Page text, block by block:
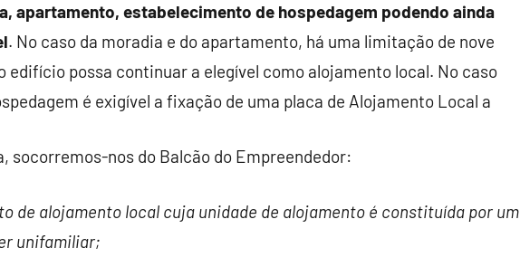
apartamento, estabelecimento de hospedagem podendo ainda
. No caso da moradia e do apartamento, há uma limitação de nove
edifício possa continuar a elegível como alojamento local. No caso
é exigível a fixação de uma placa de Alojamento Local a
socorremos-nos do Balcão do Empreendedor:
de alojamento local cuja unidade de alojamento é constituída por um
unifamiliar;